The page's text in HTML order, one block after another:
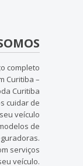
completo
Curitiba –
Curitiba
cuidar de
veículo
de
serviços
veículo.